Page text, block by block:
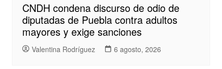
CNDH condena discurso de odio de
diputadas de Puebla contra adultos
mayores y exige sanciones
Valentina Rodríguez 6 agosto, 2026